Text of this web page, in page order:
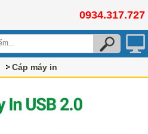
0934.317.727
Cáp máy in